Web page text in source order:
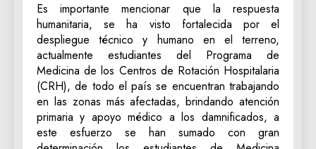
Es importante mencionar que la respuesta
humanitaria, se ha visto fortalecida por el
despliegue técnico y humano en el terreno,
actualmente estudiantes del Programa de
Medicina de los Centros de Rotación Hospitalaria
(CRH), de todo el país se encuentran trabajando
en las zonas más afectadas, brindando atención
primaria y apoyo médico a los damnificados, a
este esfuerzo se han sumado con gran